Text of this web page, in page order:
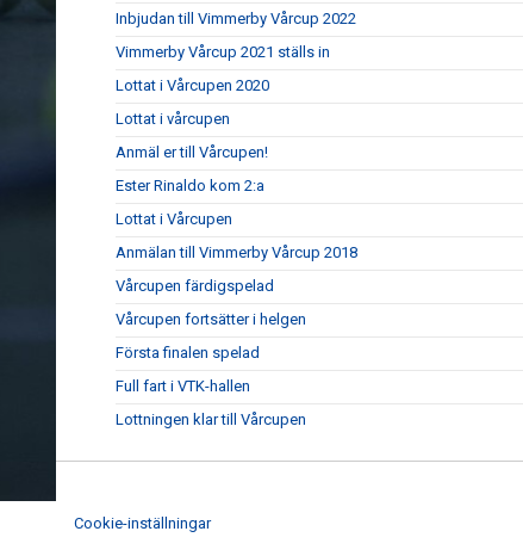
Inbjudan till Vimmerby Vårcup 2022
Vimmerby Vårcup 2021 ställs in
Lottat i Vårcupen 2020
Lottat i vårcupen
Anmäl er till Vårcupen!
Ester Rinaldo kom 2:a
Lottat i Vårcupen
Anmälan till Vimmerby Vårcup 2018
Vårcupen färdigspelad
Vårcupen fortsätter i helgen
Första finalen spelad
Full fart i VTK-hallen
Lottningen klar till Vårcupen
Cookie-inställningar